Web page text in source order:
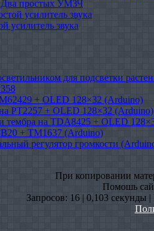
Два простых УМЗЧ
усилитель звука
усилитель звука
для подсветки
+ OLED 128×32 (Arduino)
PT2257 + OLED 128×32 (Arduino)
и тембра на TDA8425 + OLED
+ TM1637 (Arduino)
регулятор громкости
При копировании
Помошь
Запросов: 16 | 0,103 секунды